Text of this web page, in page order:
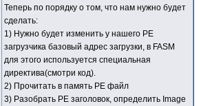
Теперь по порядку о том, что нам нужно будет
сделать:
1) Нужно будет изменить у нашего PE
загрузчика базовый адрес загрузки, в FASM
для этого используется специальная
директива(смотри код).
2) Прочитать в память PE файл
3) Разобрать PE заголовок, определить Image